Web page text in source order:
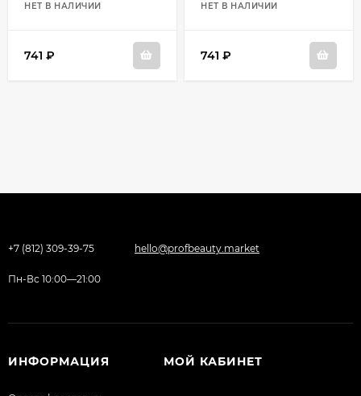
НЕТ В НАЛИЧИИ
741 ₽
НЕТ В НАЛИЧИИ
741 ₽
+7 (812) 309-39-75 hello@profbeauty.market
Пн-Вс 10:00—21:00
ИНФОРМАЦИЯ МОЙ КАБИНЕТ